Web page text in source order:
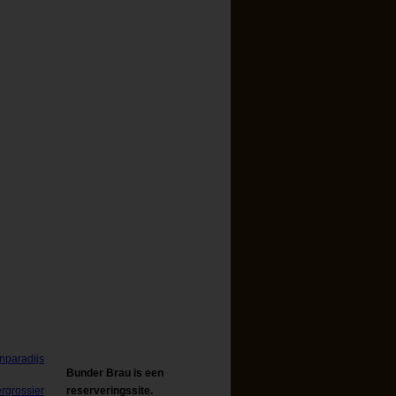
Bunder Brau is een
reserveringssite.